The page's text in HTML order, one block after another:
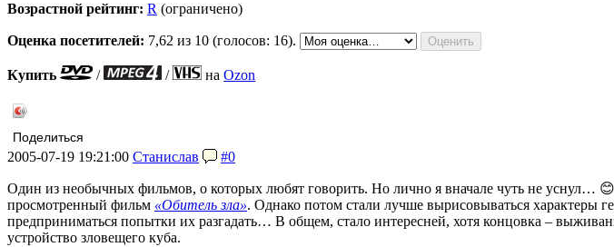
Возрастной рейтинг: R (ограничено)
Оценка посетителей: 7,62 из 10 (голосов: 16).
Купить / / наOzon
Поделиться
2005-07-19 19:21:00 Станислав #0
Один из необычных фильмов, о которых любят говорить. Но лично я вначале чуть не уснул…
просмотренный фильм «Обитель зла». Однако потом стали лучше вырисовываться характеры
предприниматься попытки их разгадать… В общем, стало интересней, хотя концовка –
устройство зловещего куба.